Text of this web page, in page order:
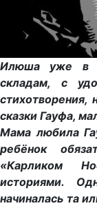
Илюша уже в
складам, с
стихотворения,
сказки Гауфа,
Мама любила
ребёнок
«Карликом
историями.
начиналась та